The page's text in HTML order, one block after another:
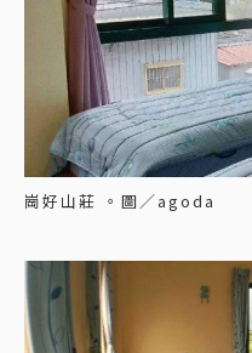
崗好山莊 。圖／agoda